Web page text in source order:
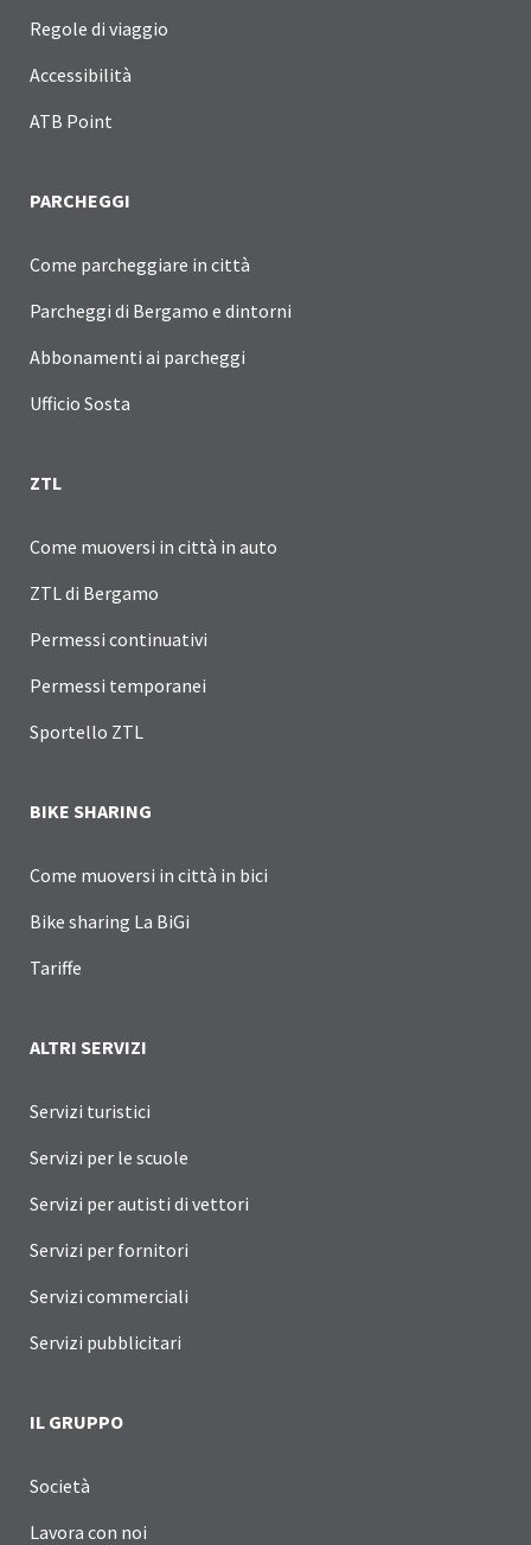
Regole di viaggio
Accessibilità
ATB Point
PARCHEGGI
Come parcheggiare in città
Parcheggi di Bergamo e dintorni
Abbonamenti ai parcheggi
Ufficio Sosta
ZTL
Come muoversi in città in auto
ZTL di Bergamo
Permessi continuativi
Permessi temporanei
Sportello ZTL
BIKE SHARING
Come muoversi in città in bici
Bike sharing La BiGi
Tariffe
ALTRI SERVIZI
Servizi turistici
Servizi per le scuole
Servizi per autisti di vettori
Servizi per fornitori
Servizi commerciali
Servizi pubblicitari
IL GRUPPO
Società
Lavora con noi